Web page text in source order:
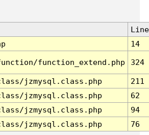
Line
14
function_extend.php 324
jzmysql.class.php
211
jzmysql.class.php
62
jzmysql.class.php
94
jzmysql.class.php 76